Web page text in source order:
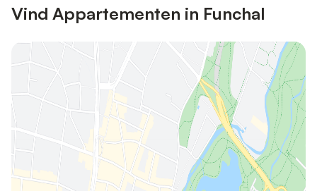
Vind Appartementen in Funchal